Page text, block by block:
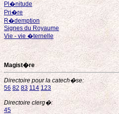
Pl�nitude
Pri�re
R�demption
Signes du Royaume
Vie - vie �ternelle
Magist�re
Directoire pour la catech�se:
56 82 83 114 123
Directoire clerg�:
45